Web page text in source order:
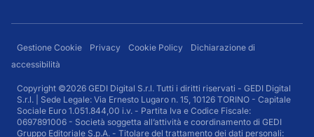
Gestione Cookie Privacy Cookie Policy
Dichiarazione di
accessibilità
Copyright ©2026 GEDI Digital S.r.l. Tutti i diritti riservati - GEDI Digital
S.r.l. | Sede Legale: Via Ernesto Lugaro n. 15, 10126 TORINO - Capitale
Sociale Euro 1.051.844,00 i.v. - Partita Iva e Codice Fiscale:
0697891006 - Società soggetta all’attività e coordinamento di GEDI
Gruppo Editoriale S.p.A. - Titolare del trattamento dei dati personali: